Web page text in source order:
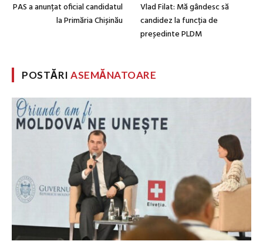
PAS a anunțat oficial candidatul
la Primăria Chișinău
Vlad Filat: Mă gândesc să
candidez la funcția de
președinte PLDM
POSTĂRIASEMĂNATOARE